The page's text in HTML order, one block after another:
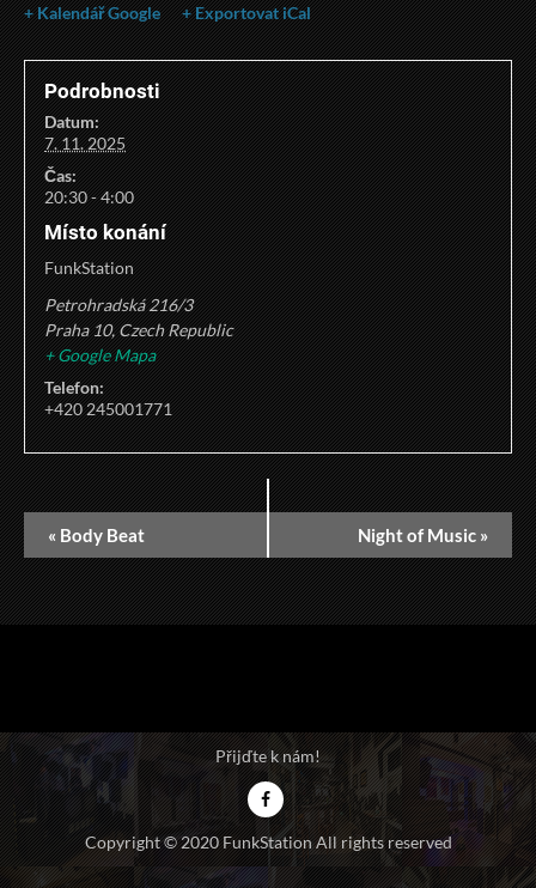
+ Kalendář Google + Exportovat iCal
Podrobnosti
Datum:
7. 11. 2025
Čas:
20:30 - 4:00
Místo konání
FunkStation
Petrohradská 216/3
Praha 10,Czech Republic
+ Google Mapa
Telefon:
+420 245001771
« Body Beat Night of Music »
Přijďte k nám!
Copyright © 2020 FunkStation All rights reserved